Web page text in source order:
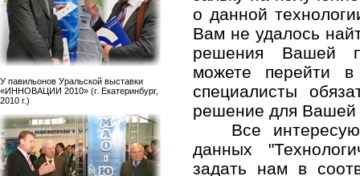
о данной
Вам не удалось
решения Вашей
можете перейти
специалисты
решение для Вашей
Все
данных
задать нам в
У павильонов Уральской выставки
«ИННОВАЦИИ 2010» (г. Екатеринбург,
2010 г.)